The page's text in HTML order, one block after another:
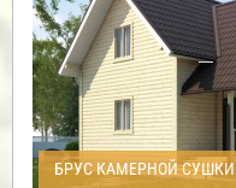
БРУС КАМЕРНОЙ СУШКИ